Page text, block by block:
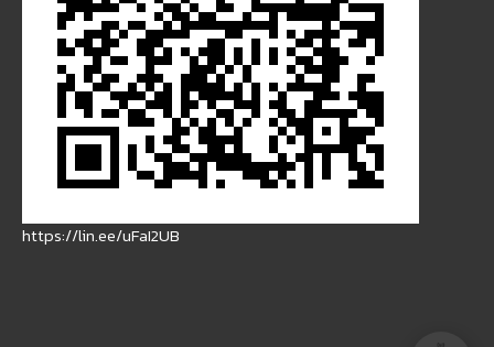
https://lin.ee/uFaI2UB